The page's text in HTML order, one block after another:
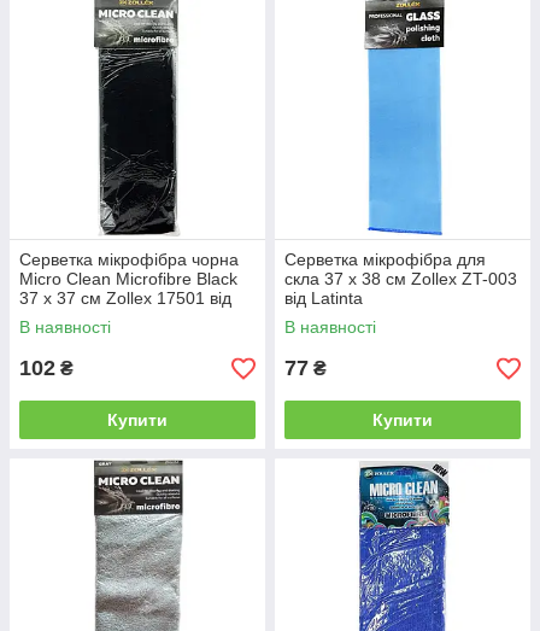
Серветка мікрофібра чорна
Micro Clean Microfibre Black
37 x 37 см Zollex 17501 від
Latinta
В наявності
102 ₴
Купити
Серветка мікрофібра для
скла 37 x 38 см Zollex ZT-003
від Latinta
В наявності
77 ₴
Купити